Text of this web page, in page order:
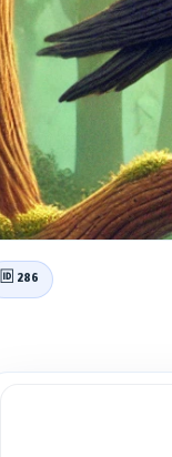
🆔 286